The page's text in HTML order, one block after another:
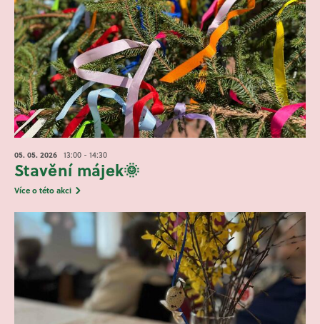
05. 05.2026 13:00 - 14:30
Stavění májek🌞
Více o této akci